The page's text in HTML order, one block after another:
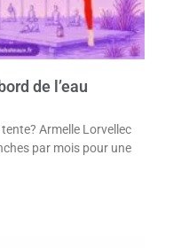
de l’eau
Armelle Lorvellec
par mois pour une